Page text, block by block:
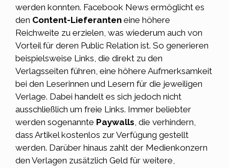
werden konnten. Facebook News ermöglicht es
den Content-Lieferanten eine höhere
Reichweite zu erzielen, was wiederum auch von
Vorteil für deren Public Relation ist. So generieren
beispielsweise Links , die direkt zu den
Verlagsseiten führen, eine höhere Aufmerksamkeit
bei den Leserinnen und Lesern für die jeweiligen
Verlage. Dabei handelt es sich jedoch nicht
ausschließlich um freie Links. Immer beliebter
werden sogenannte Paywalls , die verhindern,
dass Artikel kostenlos zur Verfügung gestellt
werden. Darüber hinaus zahlt der Medienkonzern
den Verlagen zusätzlich Geld für weitere,